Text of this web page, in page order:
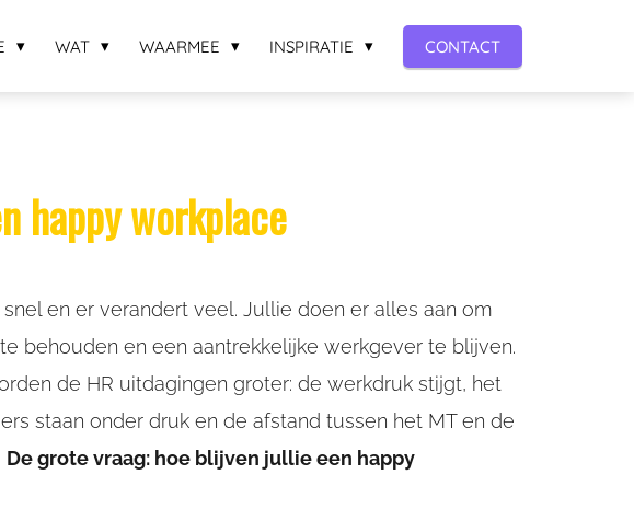
WAT WAARMEE INSPIRATIE CONTACT
happy workplace
en er verandert veel. Jullie doen er alles aan om
behouden en een aantrekkelijke werkgever te blijven.
de HR uitdagingen groter: de werkdruk stijgt, het
staan onder druk en de afstand tussen het MT en de
De grote vraag: hoe blijven jullie een happy